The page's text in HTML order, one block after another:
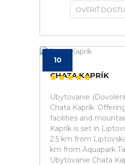
OVERIŤ
10
CHATA KAPRÍK
Ubytovanie
Chata Kaprík.
facilities and
Kaprík is set in
2.5 km from
km from Aquapark
Ubytovanie Chata